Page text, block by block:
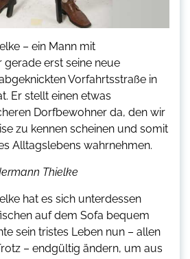
– ein Mann mit
erst seine neue
Vorfahrtsstraße in
Er stellt einen etwas
Dorfbewohner da, den wir
zu kennen scheinen und somit
Alltagslebens wahrnehmen.
Thielke
hat es sich unterdessen
auf dem Sofa bequem
sein tristes Leben nun – allen
– endgültig ändern, um aus